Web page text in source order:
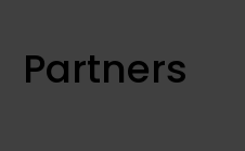
Partners